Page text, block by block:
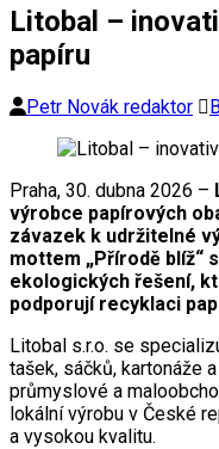
Litobal –
papíru
Petr Novák redaktor
Praha, 30. dubna 2026 –
výrobce papírových
závazek k udržitelné
mottem „Přírodě blíž“
ekologických řešení,
podporují recyklaci
Litobal s.r.o. se
tašek, sáčků, kartonáže
průmyslové a
lokální výrobu v České
a vysokou kvalitu.